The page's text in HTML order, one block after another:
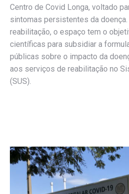
Centro de Covid Longa, voltado
sintomas persistentes da
reabilitação, o espaço tem o
científicas para subsidiar a
públicas sobre o impacto da
aos serviços de reabilitação no
(SUS).